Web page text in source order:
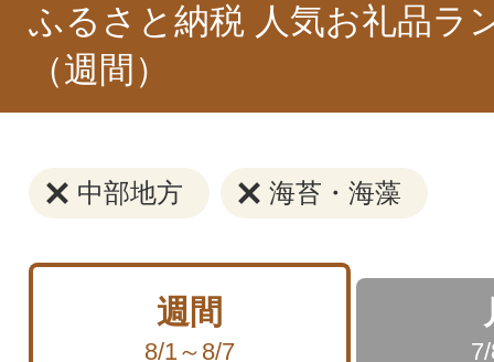
ふるさと納税 人気お礼品ラ
（週間）
中部地方 海苔・海藻
週間
8/1～8/7